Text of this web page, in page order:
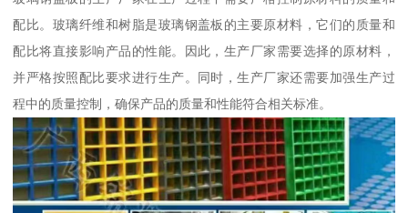
配比。玻璃纤维和树脂是玻璃钢盖板的主要原材料，它们的质量和
配比将直接影响产品的性能。因此，生产厂家需要选择的原材料，
并严格按照配比要求进行生产。同时，生产厂家还需要加强生产过
程中的质量控制，确保产品的质量和性能符合相关标准。